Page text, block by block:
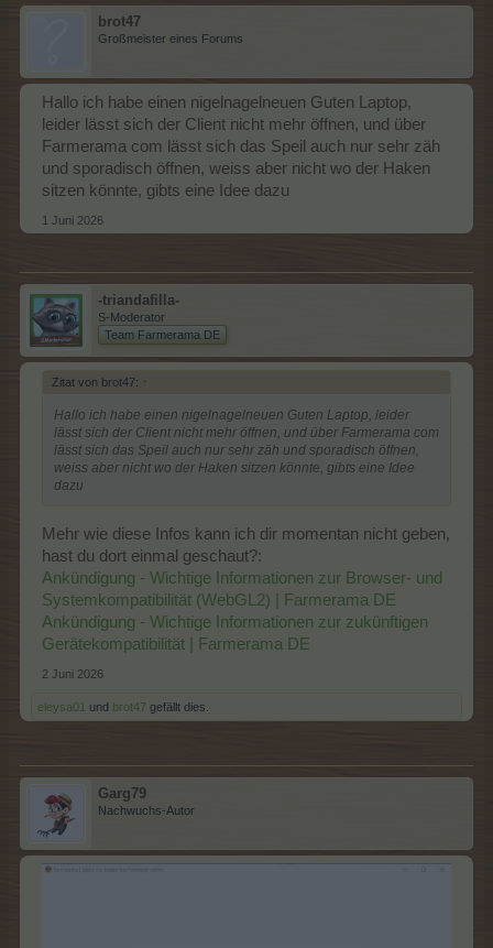
brot47
Großmeister eines Forums
Hallo ich habe einen nigelnagelneuen Guten Laptop,
leider lässt sich der Client nicht mehr öffnen, und über
Farmerama com lässt sich das Speil auch nur sehr zäh
und sporadisch öffnen, weiss aber nicht wo der Haken
sitzen könnte, gibts eine Idee dazu
1 Juni 2026
-triandafilla-
S-Moderator
Team Farmerama DE
Zitat von brot47: ↑
Hallo ich habe einen nigelnagelneuen Guten Laptop, leider
lässt sich der Client nicht mehr öffnen, und über Farmerama com
lässt sich das Speil auch nur sehr zäh und sporadisch öffnen,
weiss aber nicht wo der Haken sitzen könnte, gibts eine Idee
dazu
Mehr wie diese Infos kann ich dir momentan nicht geben,
hast du dort einmal geschaut?:
Ankündigung - Wichtige Informationen zur Browser- und
Systemkompatibilität (WebGL2) | Farmerama DE
Ankündigung - Wichtige Informationen zur zukünftigen
Gerätekompatibilität | Farmerama DE
2 Juni 2026
eleysa01 und brot47 gefällt dies.
Garg79
Nachwuchs-Autor